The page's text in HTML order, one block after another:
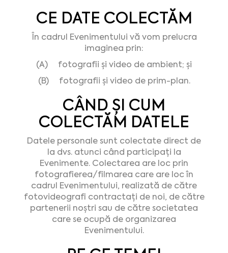
CE DATE COLECTĂM
În cadrul Evenimentului vă vom prelucra
imaginea prin:
(A) fotografii și video de ambient; și
(B) fotografii și video de prim-plan.
CÂND ŞI CUM
COLECTĂM DATELE
Datele personale sunt colectate direct de
la dvs. atunci când participați la
Evenimente. Colectarea are loc prin
fotografierea/filmarea care are loc în
cadrul Evenimentului, realizată de către
fotovideografi contractați de noi, de către
partenerii noștri sau de către societatea
care se ocupă de organizarea
Evenimentului.